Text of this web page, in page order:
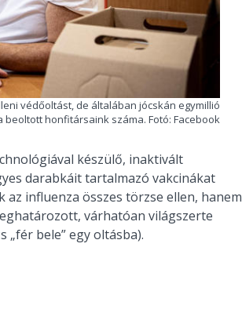
védőoltást, de általában jócskán egymillió
beoltott honfitársaink száma. Fotó: Facebook
készülő, inaktivált
darabkáit tartalmazó vakcinákat
influenza összes törzse ellen, hanem
várhatóan világszerte
bele” egy oltásba).